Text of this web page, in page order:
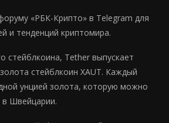
«РБК-Крипто» в Telegram для
и тенденций криптомира.
стейблкоина, Tether выпускает
стейблкоин XAUT. Каждый
унцией золота, которую можно
в Швейцарии.